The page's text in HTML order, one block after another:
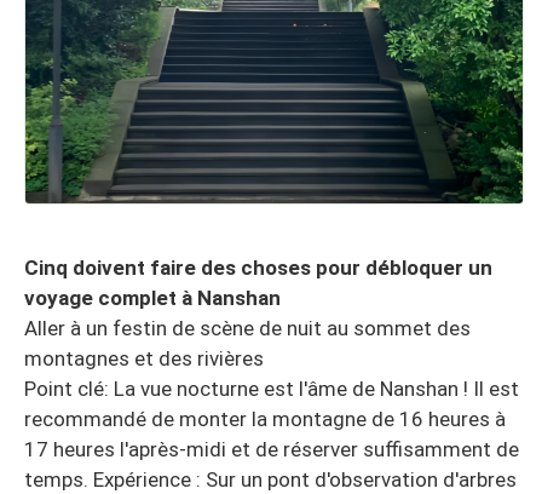
Cinq doivent faire des choses pour débloquer un
voyage complet à Nanshan
Aller à un festin de scène de nuit au sommet des
montagnes et des rivières
Point clé: La vue nocturne est l'âme de Nanshan ! Il est
recommandé de monter la montagne de 16 heures à
17 heures l'après-midi et de réserver suffisamment de
temps. Expérience : Sur un pont d'observation d'arbres